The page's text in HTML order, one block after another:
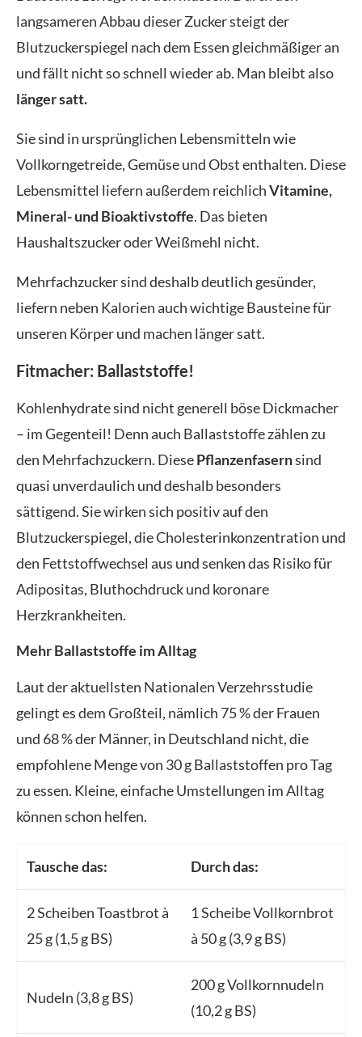
langsameren Abbau dieser Zucker steigt der
Blutzuckerspiegel nach dem Essen gleichmäßiger an
und fällt nicht so schnell wieder ab. Man bleibt also
länger satt.
Sie sind in ursprünglichen Lebensmitteln wie
Vollkorngetreide, Gemüse und Obst enthalten. Diese
Lebensmittel liefern außerdem reichlichVitamine,
Mineral- und Bioaktivstoffe. Das bieten
Haushaltszucker oder Weißmehl nicht.
Mehrfachzucker sind deshalb deutlich gesünder,
liefern neben Kalorien auch wichtige Bausteine für
unseren Körper und machen länger satt.
Fitmacher: Ballaststoffe!
Kohlenhydrate sind nicht generell böse Dickmacher
– im Gegenteil! Denn auch Ballaststoffe zählen zu
den Mehrfachzuckern. DiesePflanzenfasernsind
quasi unverdaulich und deshalb besonders
sättigend. Sie wirken sich positiv auf den
Blutzuckerspiegel, die Cholesterinkonzentration und
den Fettstoffwechsel aus und senken das Risiko für
Adipositas, Bluthochdruck und koronare
Herzkrankheiten.
Mehr Ballaststoffe im Alltag
Laut der aktuellsten Nationalen Verzehrsstudie
gelingt es dem Großteil, nämlich 75 % der Frauen
und 68 % der Männer, in Deutschland nicht, die
empfohlene Menge von 30 g Ballaststoffen pro Tag
zu essen. Kleine, einfache Umstellungen im Alltag
können schon helfen.
Tausche das: Durch das:
2 Scheiben Toastbrot à
25 g (1,5 g BS)
1 Scheibe Vollkornbrot
à 50 g (3,9 g BS)
Nudeln (3,8 g BS)
200 g Vollkornnudeln
(10,2 g BS)